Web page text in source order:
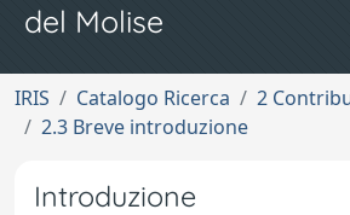
del Molise
IRIS Catalogo Ricerca
2
2.3 Breve introduzione
Introduzione